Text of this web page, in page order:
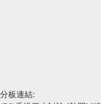
分板連結: